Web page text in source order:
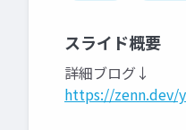
スライド概要
詳細ブログ↓
https://zenn.dev/